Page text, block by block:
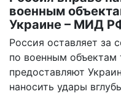
военным
Украине – МИД
Россия оставляет за
по военным объектам
предоставляют
наносить удары